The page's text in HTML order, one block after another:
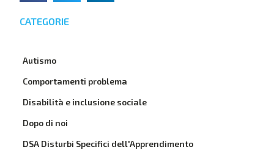
CATEGORIE
Autismo
Comportamenti problema
Disabilità e inclusione sociale
Dopo di noi
DSA Disturbi Specifici dell'Apprendimento